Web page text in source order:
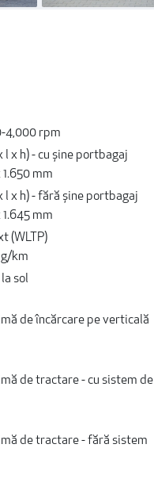
4,000 rpm
l x h) - cu șine portbagaj
mm
l x h) - fără șine portbagaj
mm
(WLTP)
g/km
sol
de încărcare pe verticală
de tractare - cu sistem de
de tractare - fără sistem